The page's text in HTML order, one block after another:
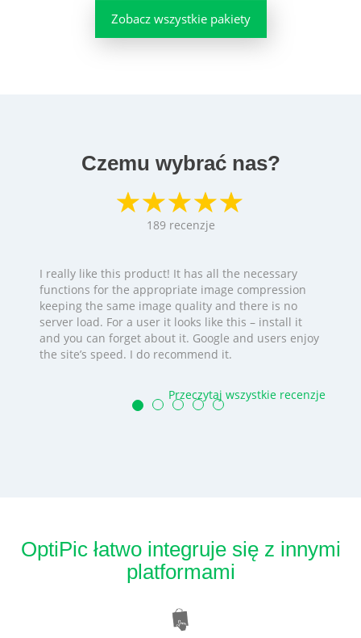
Zobacz wszystkie pakiety
Czemu wybrać nas?
189 recenzje
I really like this product! It has all the necessary
functions for the appropriate image compression
keeping the same image quality and there is no
server load. For a user it looks like this – install it
and you can forget about it. Google and users enjoy
the site’s speed. I do recommend it.
Przeczytaj wszystkie recenzje
OptiPic łatwo integruje się z innymi
platformami